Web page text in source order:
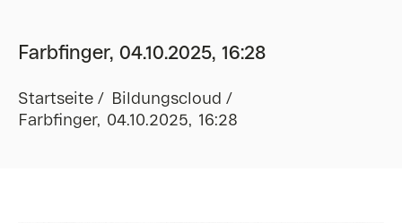
Farbfinger, 04.10.2025, 16:28
Startseite
Bildungscloud
Farbfinger, 04.10.2025, 16:28